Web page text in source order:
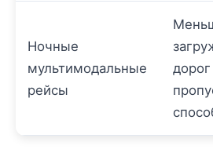
Ночные
мультимодальные
рейсы